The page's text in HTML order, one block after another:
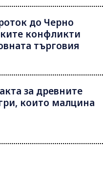
до Черно
конфликти
търговия
за древните
които малцина